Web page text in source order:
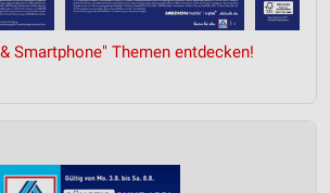
Smartphone" Themen entdecken!